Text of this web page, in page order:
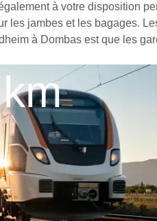
à votre disposition
jambes et les bagages.
à Dombas est que les